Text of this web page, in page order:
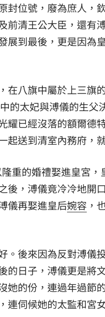
封位號，廢為庶人，
前清王公大臣，還有
展到最後，更是因為
八旗中屬於上三旗
的太妃與溥儀的生
耀已經沒落的額爾德
起送到清室內務府，
重的婚禮娶進皇宮
後，溥儀竟冷冷地開
儀再娶進皇后婉容 ，
。後來因為反對溥儀
的日子，溥儀更是將
她的份，連過年過節
連伺候她的太監和宮